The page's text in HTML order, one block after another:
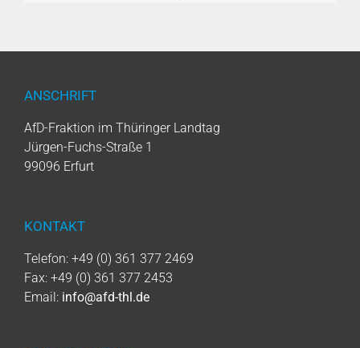
ANSCHRIFT
AfD-Fraktion im Thüringer Landtag
Jürgen-Fuchs-Straße 1
99096 Erfurt
KONTAKT
Telefon: +49 (0) 361 377 2469
Fax: +49 (0) 361 377 2453
Email: info@afd-thl.de